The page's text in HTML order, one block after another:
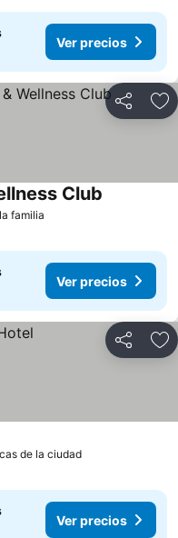
Ver precios
Compartir
familia
Club
Ver precios
Compartir
de la ciudadVer precios
Ver precios